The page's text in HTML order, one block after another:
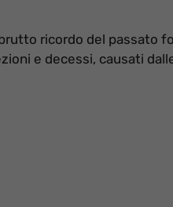
ricordo del passato
e decessi, causati